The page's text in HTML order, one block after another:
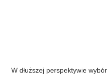
W dłuższej perspektywie wybór